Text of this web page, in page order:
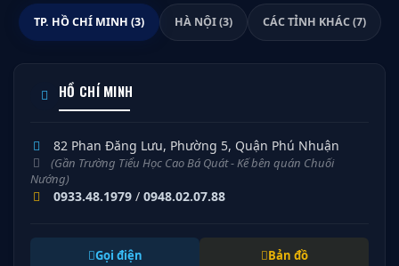
TP. HỒ CHÍ MINH (3) HÀ NỘI (3) CÁC TỈNH KHÁC (7)
HỒ CHÍ MINH
82 Phan Đăng Lưu, Phường 5, Quận Phú Nhuận
(Gần Trường Tiểu Học Cao Bá Quát - Kế bên quán Chuối
Nướng)
0933.48.1979 / 0948.02.07.88
Gọi điện Bản đồ